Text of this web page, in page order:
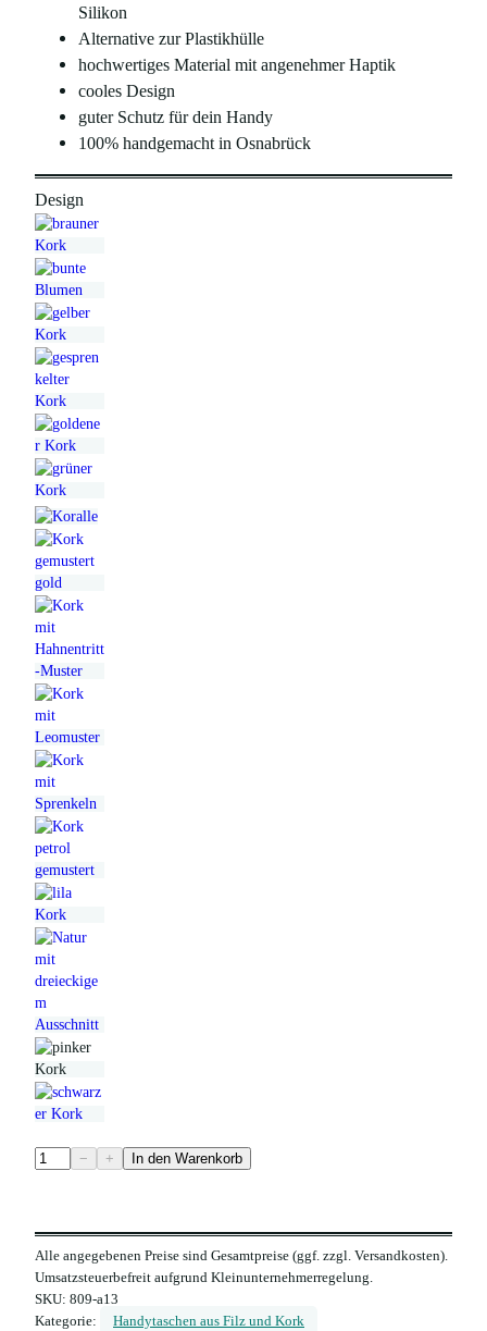
Silikon
Alternative zur Plastikhülle
hochwertiges Material mit angenehmer Haptik
cooles Design
guter Schutz für dein Handy
100% handgemacht in Osnabrück
Design
P
k
e
H
a
− + In den Warenkorb
Alle angegebenen Preise sind Gesamtpreise (ggf. zzgl. Versandkosten).
Umsatzsteuerbefreit aufgrund Kleinunternehmerregelung.
SKU: 809-a13
Kategorie:
Handytaschen aus Filz und Kork